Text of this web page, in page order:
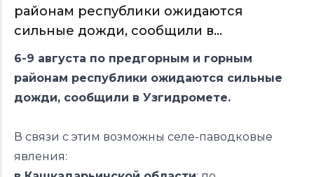
районам республики ожидаются
сильные дожди, сообщили в...
6-9 августа по предгорным и горным
районам республики ожидаются сильные
дожди, сообщили в Узгидромете.
В связи с этим возможны селе-паводковые
явления: